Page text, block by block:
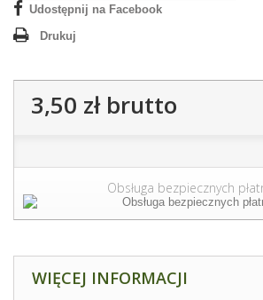
Udostępnij na Facebook
Drukuj
3,50 złbrutto
Obsługa bezpiecznych
WIĘCEJ INFORMACJI